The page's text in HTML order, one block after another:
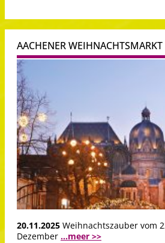
AACHENER
20.11.2025 Weihnachtszauber vom
Dezember ...meer >>